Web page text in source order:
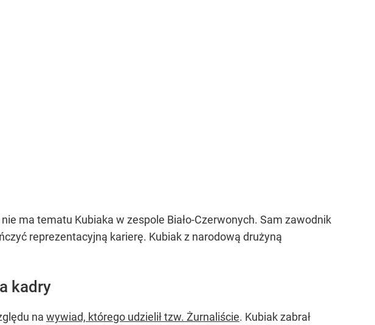
ma tematu Kubiaka w zespole Biało-Czerwonych. Sam zawodnik
reprezentacyjną karierę. Kubiak z narodową drużyną
kadry
na wywiad, którego udzielił tzw. Żurnaliście. Kubiak zabrał